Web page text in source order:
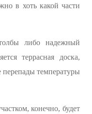
в хоть какой части
либо надежный
террасная доска,
перепады температуры
конечно, будет